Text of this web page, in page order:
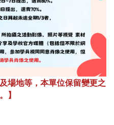
場地等，本單位保留變更之
】